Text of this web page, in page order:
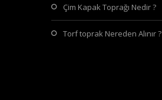
Çim Kapak Toprağı Nedir ?
Torf toprak Nereden Alınır ?